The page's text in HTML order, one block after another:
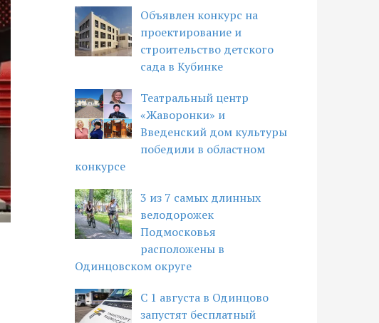
Объявлен конкурс на
проектирование и
строительство детского
сада в Кубинке
Театральный центр
«Жаворонки» и
Введенский дом культуры
победили в областном
конкурсе
3 из 7 самых длинных
велодорожек
Подмосковья
расположены в
Одинцовском округе
С 1 августа в Одинцово
запустят бесплатный